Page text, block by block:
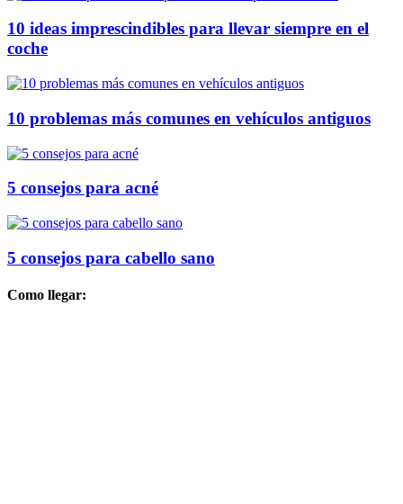
10 ideas imprescindibles para llevar siempre en el
coche
10 problemas más comunes en vehículos antiguos
5 consejos para acné
5 consejos para cabello sano
Como llegar: